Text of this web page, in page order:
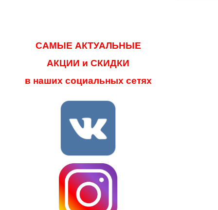
САМЫЕ АКТУАЛЬНЫЕ
АКЦИИ и СКИДКИ
в наших социальных сетях